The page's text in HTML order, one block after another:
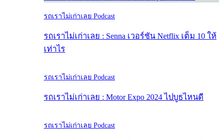
รถเราไม่เก่าเลย Podcast
รถเราไม่เก่าเลย : Senna เวอร์ชัน Netflix เต็ม 10 ให้
เท่าไร
รถเราไม่เก่าเลย Podcast
รถเราไม่เก่าเลย : Motor Expo 2024 ไปบูธไหนดี
รถเราไม่เก่าเลย Podcast